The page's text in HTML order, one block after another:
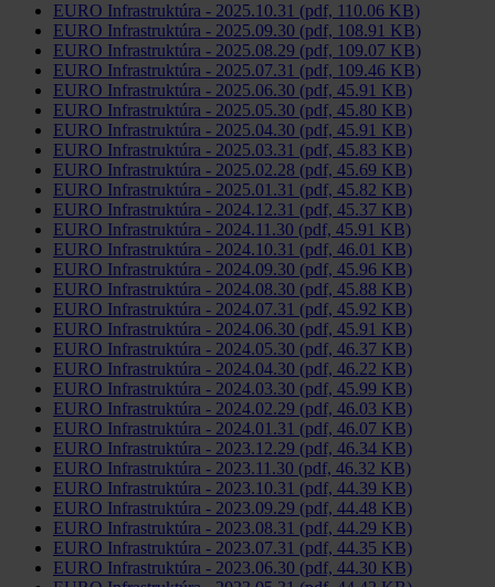
EURO Infrastruktúra - 2025.10.31 (pdf, 110.06 KB)
EURO Infrastruktúra - 2025.09.30 (pdf, 108.91 KB)
EURO Infrastruktúra - 2025.08.29 (pdf, 109.07 KB)
EURO Infrastruktúra - 2025.07.31 (pdf, 109.46 KB)
EURO Infrastruktúra - 2025.06.30 (pdf, 45.91 KB)
EURO Infrastruktúra - 2025.05.30 (pdf, 45.80 KB)
EURO Infrastruktúra - 2025.04.30 (pdf, 45.91 KB)
EURO Infrastruktúra - 2025.03.31 (pdf, 45.83 KB)
EURO Infrastruktúra - 2025.02.28 (pdf, 45.69 KB)
EURO Infrastruktúra - 2025.01.31 (pdf, 45.82 KB)
EURO Infrastruktúra - 2024.12.31 (pdf, 45.37 KB)
EURO Infrastruktúra - 2024.11.30 (pdf, 45.91 KB)
EURO Infrastruktúra - 2024.10.31 (pdf, 46.01 KB)
EURO Infrastruktúra - 2024.09.30 (pdf, 45.96 KB)
EURO Infrastruktúra - 2024.08.30 (pdf, 45.88 KB)
EURO Infrastruktúra - 2024.07.31 (pdf, 45.92 KB)
EURO Infrastruktúra - 2024.06.30 (pdf, 45.91 KB)
EURO Infrastruktúra - 2024.05.30 (pdf, 46.37 KB)
EURO Infrastruktúra - 2024.04.30 (pdf, 46.22 KB)
EURO Infrastruktúra - 2024.03.30 (pdf, 45.99 KB)
EURO Infrastruktúra - 2024.02.29 (pdf, 46.03 KB)
EURO Infrastruktúra - 2024.01.31 (pdf, 46.07 KB)
EURO Infrastruktúra - 2023.12.29 (pdf, 46.34 KB)
EURO Infrastruktúra - 2023.11.30 (pdf, 46.32 KB)
EURO Infrastruktúra - 2023.10.31 (pdf, 44.39 KB)
EURO Infrastruktúra - 2023.09.29 (pdf, 44.48 KB)
EURO Infrastruktúra - 2023.08.31 (pdf, 44.29 KB)
EURO Infrastruktúra - 2023.07.31 (pdf, 44.35 KB)
EURO Infrastruktúra - 2023.06.30 (pdf, 44.30 KB)